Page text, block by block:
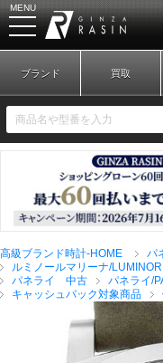
MENU
新規会員登録
ブ
ブランド 買取
高級ブランド時計-HOME
パ
ルミノールマリーナ/
パネライ 中古
パネライ/
キャッシュバック対象商品